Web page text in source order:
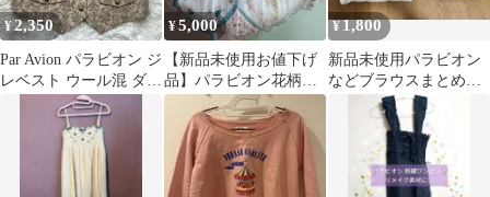
¥2,350
Par Avion パラビオン ジ
レベスト ウール混 ダマ
スク柄 レトロ 古着
¥5,000
【新品未使用お値下げ
品】パラビオン花柄ハ
ンカチパッチワーク風
チュニック
¥1,800
新品未使用パラビオン
などブラウスまとめ売